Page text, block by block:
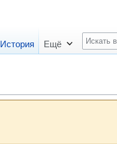
История Ещё
П
о
к